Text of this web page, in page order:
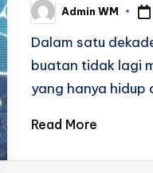
Posted
by
Admin WM
Dalam satu
buatan tidak lagi
yang hanya hidup
Read More